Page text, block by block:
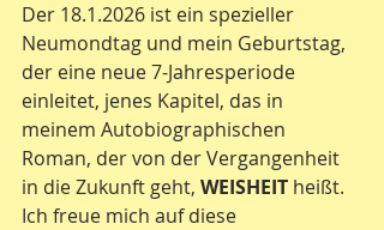
Der 18.1.2026 ist ein spezieller
Neumondtag und mein Geburtstag,
der eine neue 7-Jahresperiode
einleitet, jenes Kapitel, das in
meinem Autobiographischen
Roman, der von der Vergangenheit
in die Zukunft geht, WEISHEIT heißt.
Ich freue mich auf diese